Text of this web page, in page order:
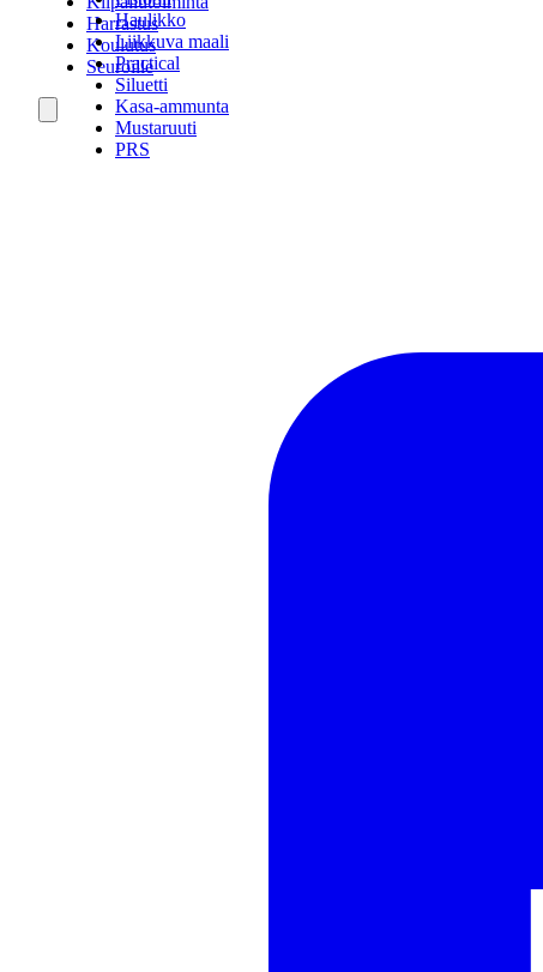
Haulikko
Liikkuva maali
Practical
Siluetti
Kasa-ammunta
Mustaruuti
PRS
Harrastus
Koulutus
Seuroille